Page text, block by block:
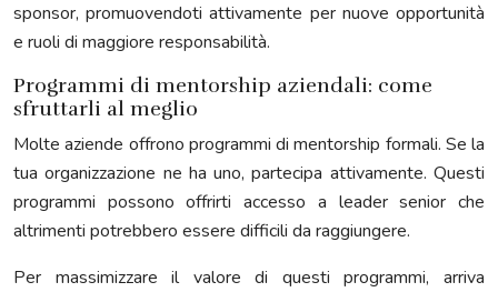
sponsor, promuovendoti attivamente per nuove opportunità
e ruoli di maggiore responsabilità.
Programmi di mentorship aziendali: come
sfruttarli al meglio
Molte aziende offrono programmi di mentorship formali. Se la
tua organizzazione ne ha uno, partecipa attivamente. Questi
programmi possono offrirti accesso a leader senior che
altrimenti potrebbero essere difficili da raggiungere.
Per massimizzare il valore di questi programmi, arriva